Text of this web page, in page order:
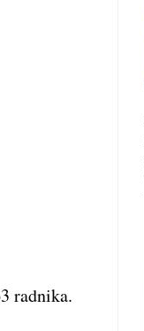
radnika.